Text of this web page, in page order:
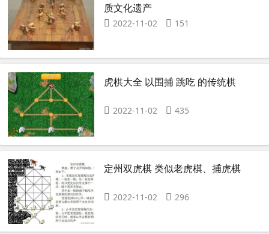
质文化遗产
2022-11-02 151
虎棋大全 以围捕 跳吃 的传统棋
2022-11-02 435
定州双虎棋 类似老虎棋、捕虎棋
2022-11-02 296